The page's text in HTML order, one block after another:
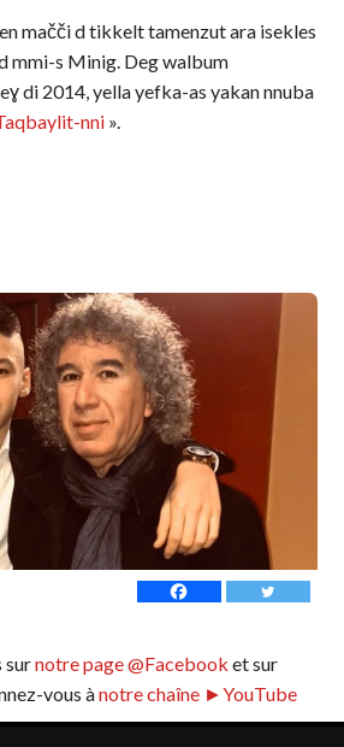
mačči d tikkelt tamenzut ara isekles
mmi-s Minig. Deg walbum
di 2014, yella yefka-as yakan nnuba
nni ».
surnotre page @Facebook et sur
vous ànotre chaîne ►YouTube